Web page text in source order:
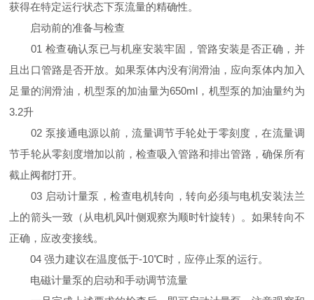
获得在特定运行状态下泵流量的精确性。
启动前的准备与检查
01 检查确认泵已与机座安装牢固，管路安装是否正确，并
且出口管路是否开放。如果泵体内没有润滑油，应向泵体内加入
足量的润滑油，机型泵的加油量为650ml，机型泵的加油量约为
3.2升
02 泵接通电源以前，流量调节手轮处于零刻度，在流量调
节手轮从零刻度增加以前，检查吸入管路和排出管路，确保所有
截止阀都打开。
03 启动计量泵，检查电机转向，转向必须与电机安装法兰
上的箭头一致（从电机风叶侧观察为顺时针旋转）。如果转向不
正确，应改变接线。
04 强力建议在温度低于-10℃时，应停止泵的运行。
电磁计量泵的启动和手动调节流量